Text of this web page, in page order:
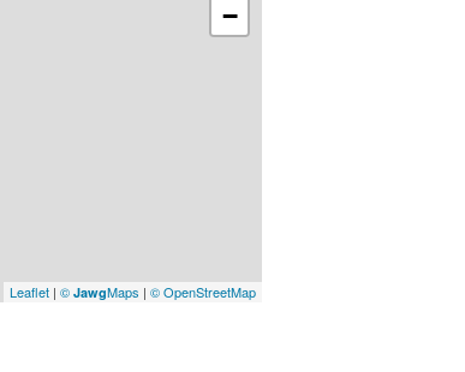
−
Leaflet| © JawgMaps | © OpenStreetMap